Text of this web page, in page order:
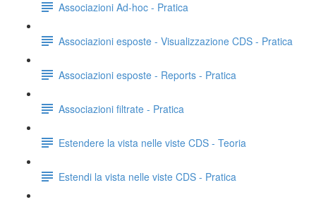
Associazioni Ad-hoc - Pratica
Associazioni esposte - Visualizzazione CDS - Pratica
Associazioni esposte - Reports - Pratica
Associazioni filtrate - Pratica
Estendere la vista nelle viste CDS - Teoria
Estendi la vista nelle viste CDS - Pratica